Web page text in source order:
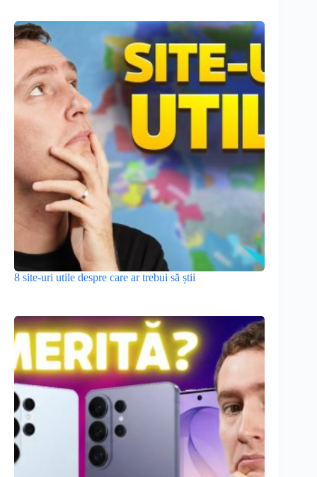
8 site-uri utile despre care ar trebui să știi